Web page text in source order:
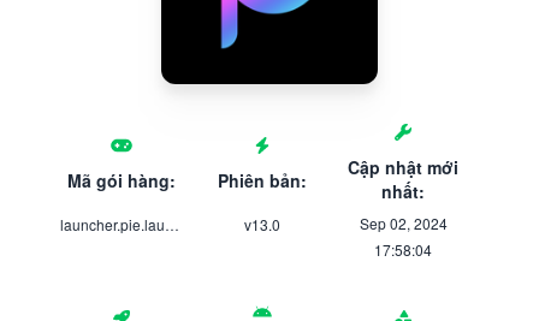
Mã gói hàng:
launcher.pie.launcher
Phiên bản:
v13.0
Cập nhật mới
nhất:
Sep 02, 2024
17:58:04